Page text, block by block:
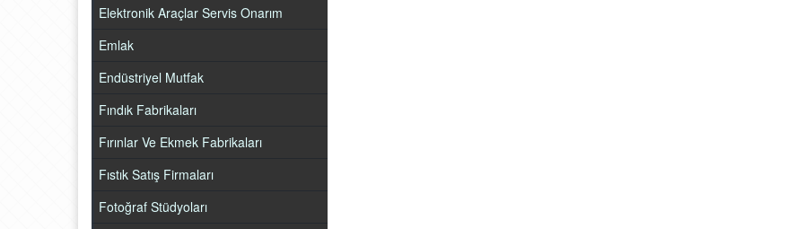
Elektronik Araçlar Servis Onarım
Emlak
Endüstriyel Mutfak
Fındık Fabrikaları
Fırınlar Ve Ekmek Fabrikaları
Fıstık Satış Firmaları
Fotoğraf Stüdyoları